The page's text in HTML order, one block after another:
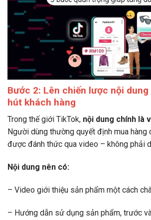
Bước 2: Lên chiến lược nội
hút khách hàng
Trong thế giới TikTok, nội dung chính là
Người dùng thường quyết định mua hàng
được đánh thức qua video – không phải
Nội dung nên có:
– Video giới thiệu sản phẩm một cách
– Hướng dẫn sử dụng sản phẩm, trước